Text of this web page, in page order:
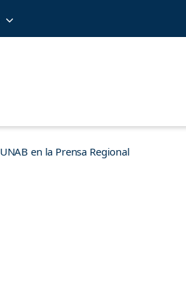
UNAB en la Prensa Regional